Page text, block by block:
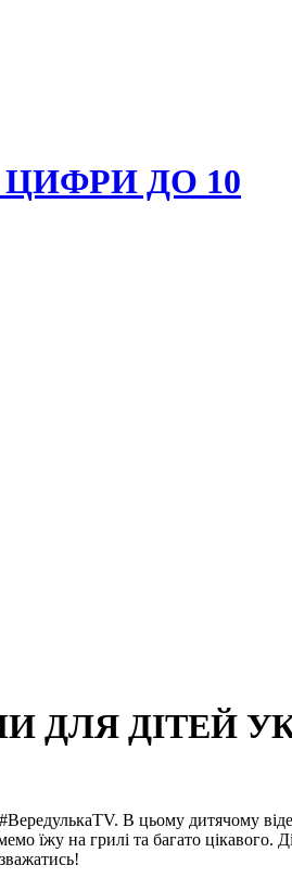
ДО 10
ДЛЯ ДІТЕЙ
В цьому дитячому
їжу на грилі та багато цікавого.